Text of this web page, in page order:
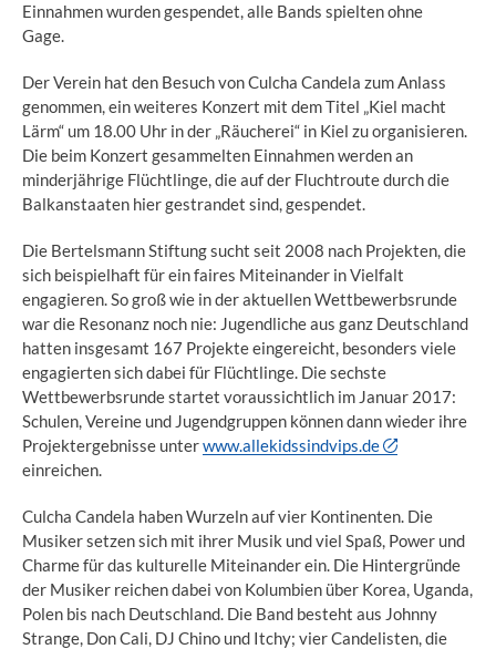
Einnahmen wurden gespendet, alle Bands spielten ohne
Gage.
Der Verein hat den Besuch von Culcha Candela zum Anlass
genommen, ein weiteres Konzert mit dem Titel „Kiel macht
Lärm“ um 18.00 Uhr in der „Räucherei“ in Kiel zu organisieren.
Die beim Konzert gesammelten Einnahmen werden an
minderjährige Flüchtlinge, die auf der Fluchtroute durch die
Balkanstaaten hier gestrandet sind, gespendet.
Die Bertelsmann Stiftung sucht seit 2008 nach Projekten, die
sich beispielhaft für ein faires Miteinander in Vielfalt
engagieren. So groß wie in der aktuellen Wettbewerbsrunde
war die Resonanz noch nie: Jugendliche aus ganz Deutschland
hatten insgesamt 167 Projekte eingereicht, besonders viele
engagierten sich dabei für Flüchtlinge. Die sechste
Wettbewerbsrunde startet voraussichtlich im Januar 2017:
Schulen, Vereine und Jugendgruppen können dann wieder ihre
Projektergebnisse unterwww.allekidssindvips.de
einreichen.
Culcha Candela haben Wurzeln auf vier Kontinenten. Die
Musiker setzen sich mit ihrer Musik und viel Spaß, Power und
Charme für das kulturelle Miteinander ein. Die Hintergründe
der Musiker reichen dabei von Kolumbien über Korea, Uganda,
Polen bis nach Deutschland. Die Band besteht aus Johnny
Strange, Don Cali, DJ Chino und Itchy; vier Candelisten, die